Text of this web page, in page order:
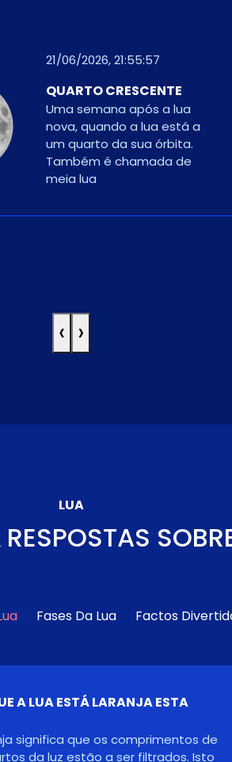
29/06/2026, 23:58:10
LUA CHEIA
Com 100% de iluminação da fase,
o lado diurno da lua aponta
‹ ›
LUA
Fases Da Lua Factos
A LUA?
um planeta mais habitável,
oscilação do nosso planeta de
eixo, conduzindo a um clima